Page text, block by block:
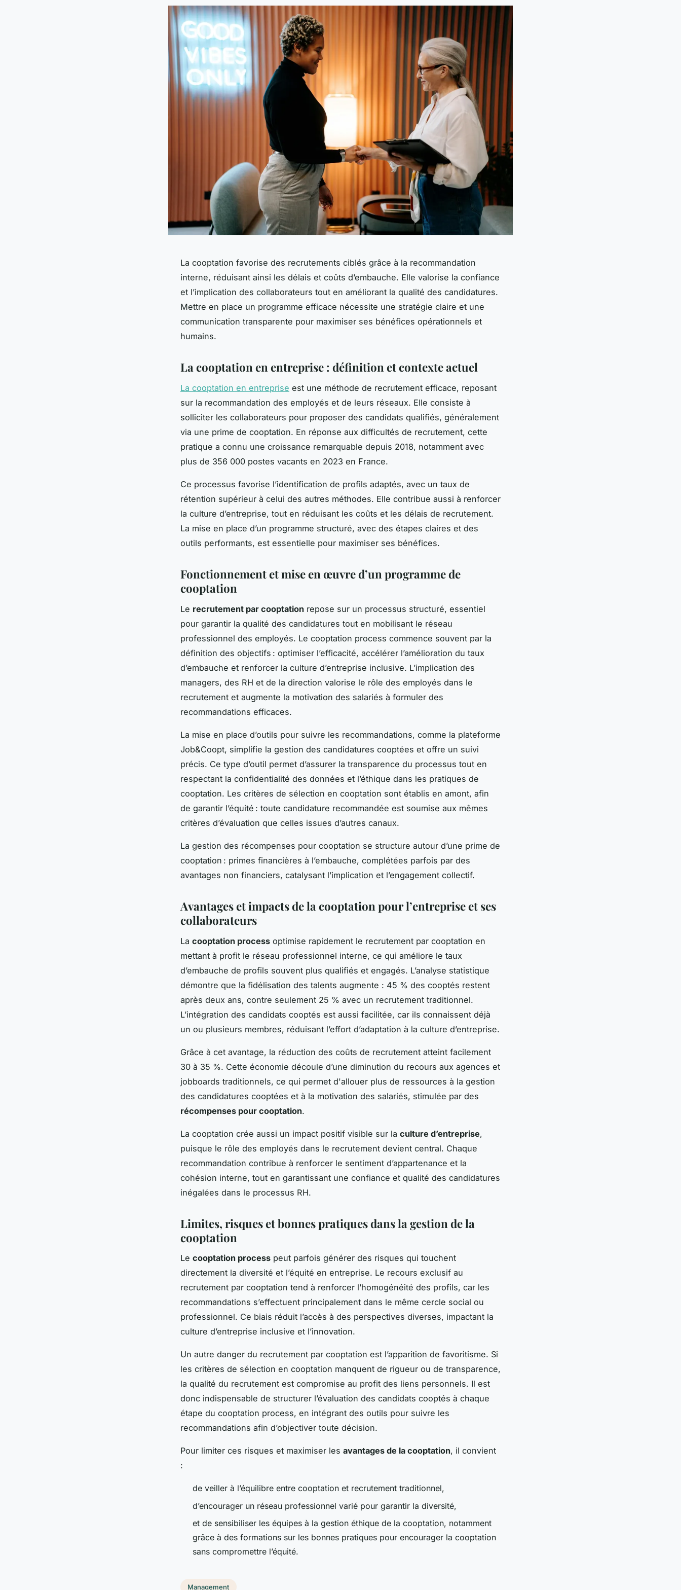
La cooptation favorise des recrutements ciblés grâce à la recommandation
interne, réduisant ainsi les délais et coûts d’embauche. Elle valorise la confiance
et l’implication des collaborateurs tout en améliorant la qualité des candidatures.
Mettre en place un programme efficace nécessite une stratégie claire et une
communication transparente pour maximiser ses bénéfices opérationnels et
humains.
La cooptation en entreprise : définition et contexte actuel
La cooptation en entreprise est une méthode de recrutement efficace, reposant
sur la recommandation des employés et de leurs réseaux. Elle consiste à
solliciter les collaborateurs pour proposer des candidats qualifiés, généralement
via une prime de cooptation. En réponse aux difficultés de recrutement, cette
pratique a connu une croissance remarquable depuis 2018, notamment avec
plus de 356 000 postes vacants en 2023 en France.
Ce processus favorise l’identification de profils adaptés, avec un taux de
rétention supérieur à celui des autres méthodes. Elle contribue aussi à renforcer
la culture d’entreprise, tout en réduisant les coûts et les délais de recrutement.
La mise en place d’un programme structuré, avec des étapes claires et des
outils performants, est essentielle pour maximiser ses bénéfices.
Fonctionnement et mise en œuvre d’un programme de
cooptation
Le recrutement par cooptation repose sur un processus structuré, essentiel
pour garantir la qualité des candidatures tout en mobilisant le réseau
professionnel des employés. Le cooptation process commence souvent par la
définition des objectifs : optimiser l’efficacité, accélérer l’amélioration du taux
d’embauche et renforcer la culture d’entreprise inclusive. L’implication des
managers, des RH et de la direction valorise le rôle des employés dans le
recrutement et augmente la motivation des salariés à formuler des
recommandations efficaces.
La mise en place d’outils pour suivre les recommandations, comme la plateforme
Job&Coopt, simplifie la gestion des candidatures cooptées et offre un suivi
précis. Ce type d’outil permet d’assurer la transparence du processus tout en
respectant la confidentialité des données et l’éthique dans les pratiques de
cooptation. Les critères de sélection en cooptation sont établis en amont, afin
de garantir l’équité : toute candidature recommandée est soumise aux mêmes
critères d’évaluation que celles issues d’autres canaux.
La gestion des récompenses pour cooptation se structure autour d’une prime de
cooptation : primes financières à l’embauche, complétées parfois par des
avantages non financiers, catalysant l’implication et l’engagement collectif.
Avantages et impacts de la cooptation pour l’entreprise et ses
collaborateurs
La cooptation process optimise rapidement le recrutement par cooptation en
mettant à profit le réseau professionnel interne, ce qui améliore le taux
d’embauche de profils souvent plus qualifiés et engagés. L’analyse statistique
démontre que la fidélisation des talents augmente : 45 % des cooptés restent
après deux ans, contre seulement 25 % avec un recrutement traditionnel.
L’intégration des candidats cooptés est aussi facilitée, car ils connaissent déjà
un ou plusieurs membres, réduisant l’effort d’adaptation à la culture d’entreprise.
Grâce à cet avantage, la réduction des coûts de recrutement atteint facilement
30 à 35 %. Cette économie découle d’une diminution du recours aux agences et
jobboards traditionnels, ce qui permet d'allouer plus de ressources à la gestion
des candidatures cooptées et à la motivation des salariés, stimulée par des
récompenses pour cooptation.
La cooptation crée aussi un impact positif visible sur la culture d’entreprise,
puisque le rôle des employés dans le recrutement devient central. Chaque
recommandation contribue à renforcer le sentiment d’appartenance et la
cohésion interne, tout en garantissant une confiance et qualité des candidatures
inégalées dans le processus RH.
Limites, risques et bonnes pratiques dans la gestion de la
cooptation
Le cooptation process peut parfois générer des risques qui touchent
directement la diversité et l’équité en entreprise. Le recours exclusif au
recrutement par cooptation tend à renforcer l’homogénéité des profils, car les
recommandations s’effectuent principalement dans le même cercle social ou
professionnel. Ce biais réduit l’accès à des perspectives diverses, impactant la
culture d’entreprise inclusive et l’innovation.
Un autre danger du recrutement par cooptation est l’apparition de favoritisme. Si
les critères de sélection en cooptation manquent de rigueur ou de transparence,
la qualité du recrutement est compromise au profit des liens personnels. Il est
donc indispensable de structurer l’évaluation des candidats cooptés à chaque
étape du cooptation process, en intégrant des outils pour suivre les
recommandations afin d’objectiver toute décision.
Pour limiter ces risques et maximiser les avantages de la cooptation, il convient
:
de veiller à l’équilibre entre cooptation et recrutement traditionnel,
d’encourager un réseau professionnel varié pour garantir la diversité,
et de sensibiliser les équipes à la gestion éthique de la cooptation, notamment
grâce à des formations sur les bonnes pratiques pour encourager la cooptation
sans compromettre l’équité.
Management